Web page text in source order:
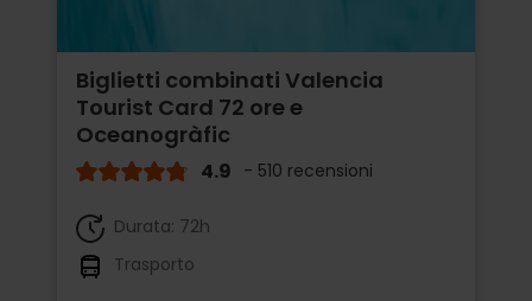
Biglietti combinati Valencia
Tourist Card 72 ore e
Oceanogràfic
4.9 - 510 recensioni
Durata: 72h
Trasporto